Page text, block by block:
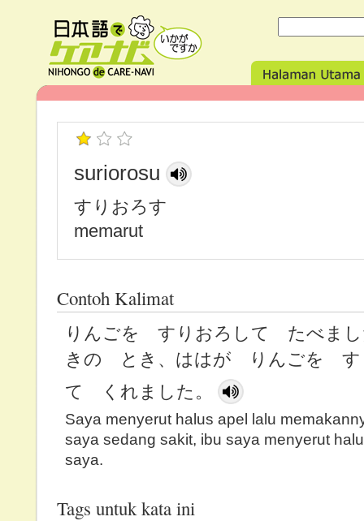
suriorosu
すりおろす
memarut
Contoh Kalimat
りんごを すりおろして たべまし
きの とき、ははが りんごを す
て くれました。
Saya menyerut halus apel lalu
saya sedang sakit, ibu saya menyerut
saya.
Tags untuk kata ini